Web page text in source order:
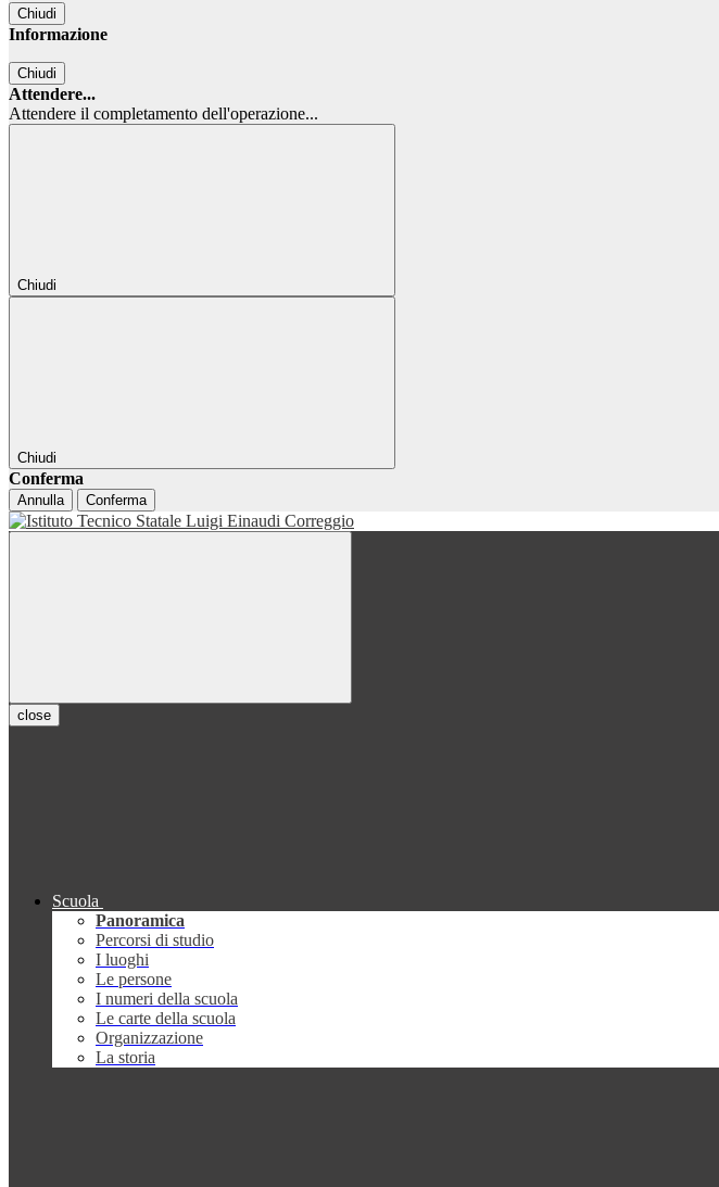
Chiudi
Informazione
Chiudi
Attendere...
Attendere il completamento dell'operazione...
Chiudi
Chiudi
Conferma
Annulla Conferma
close
Scuola
Panoramica
Percorsi di studio
I luoghi
Le persone
I numeri della scuola
Le carte della scuola
Organizzazione
La storia